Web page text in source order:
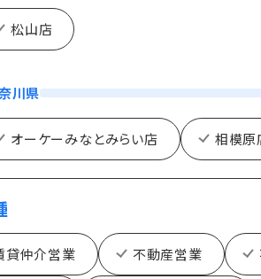
松山店
川県
オーケーみなとみらい店 相模原
貸仲介営業 不動産営業